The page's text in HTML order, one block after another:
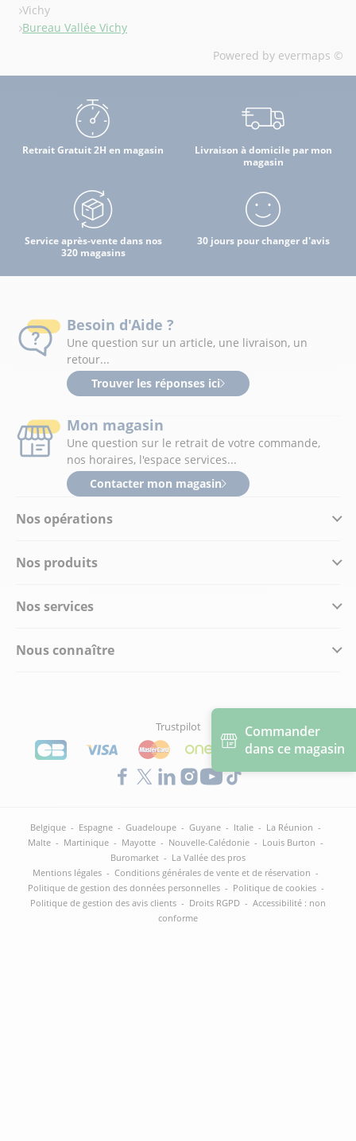
Commander
dans ce magasin
Vichy
Bureau Vallée Vichy
Powered by evermaps ©
Retrait Gratuit 2H en magasin
Livraison à domicile par mon
magasin
Service après-vente dans nos
320 magasins
30 jours pour changer d'avis
Nos opérations
Nos produits
Nos services
Nous connaître
Besoin d'Aide ?
Une question sur un article, une livraison, un
retour...
Trouver les réponses ici
Mon magasin
Une question sur le retrait de votre commande,
nos horaires, l'espace services...
Contacter mon magasin
Trustpilot
Belgique - Espagne - Guadeloupe - Guyane - Italie - La Réunion -
Malte - Martinique - Mayotte - Nouvelle-Calédonie - Louis Burton -
Buromarket - La Vallée des pros
Mentions légales - Conditions générales de vente et de réservation -
Politique de gestion des données personnelles - Politique de cookies -
Politique de gestion des avis clients - Droits RGPD - Accessibilité : non
conforme